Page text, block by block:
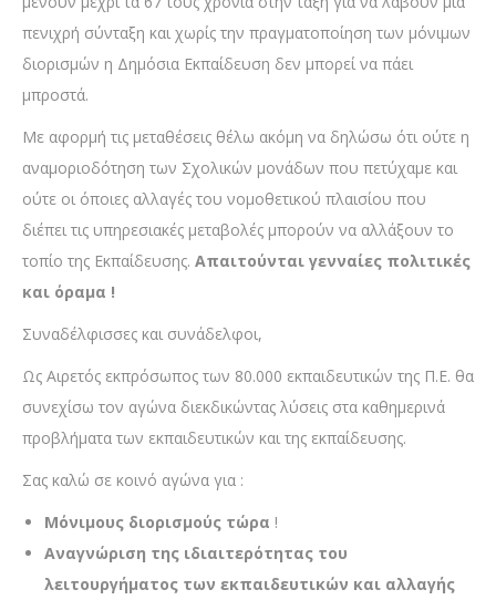
πενιχρή σύνταξη και χωρίς την πραγματοποίηση των μόνιμων
διορισμών η Δημόσια Εκπαίδευση δεν μπορεί να πάει
μπροστά.
Με αφορμή τις μεταθέσεις θέλω ακόμη να δηλώσω ότι ούτε η
αναμοριοδότηση των Σχολικών μονάδων που πετύχαμε και
ούτε οι όποιες αλλαγές του νομοθετικού πλαισίου που
διέπει τις υπηρεσιακές μεταβολές μπορούν να αλλάξουν το
τοπίο της Εκπαίδευσης. Απαιτούνται γενναίες πολιτικές
και όραμα !
Συναδέλφισσες και συνάδελφοι,
Ως Αιρετός εκπρόσωπος των 80.000 εκπαιδευτικών της Π.Ε. θα
συνεχίσω τον αγώνα διεκδικώντας λύσεις στα καθημερινά
προβλήματα των εκπαιδευτικών και της εκπαίδευσης.
Σας καλώ σε κοινό αγώνα για :
Μόνιμους διορισμούς τώρα !
Αναγνώριση της ιδιαιτερότητας του
λειτουργήματος των εκπαιδευτικών και αλλαγής